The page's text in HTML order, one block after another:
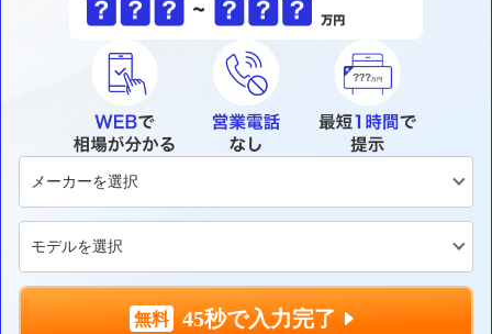
45秒で入力完了